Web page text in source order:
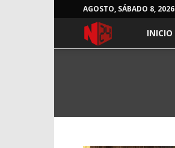
AGOSTO, SÁBADO 8, 2026
NOTICIASINICIO